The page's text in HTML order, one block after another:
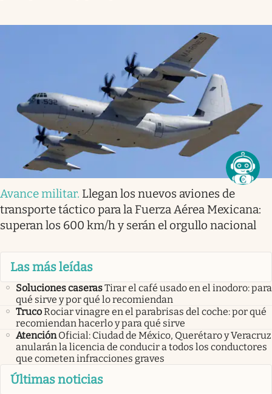
Avance militar. Llegan los nuevos aviones de
transporte táctico para la Fuerza Aérea Mexicana:
superan los 600 km/h y serán el orgullo nacional
Las más leídas
Soluciones caserasTirar el café usado en el inodoro: para
qué sirve y por qué lo recomiendan
TrucoRociar vinagre en el parabrisas del coche: por qué
recomiendan hacerlo y para qué sirve
Atención Oficial: Ciudad de México, Querétaro y Veracruz
anularán la licencia de conducir a todos los conductores
que cometen infracciones graves
Últimas noticias